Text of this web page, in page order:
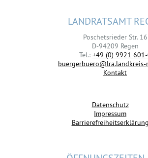
LANDRATSAMT
Poschetsrieder Str. 16
D-94209 Regen
Tel.: +49 (0) 9921
buergerbuero@lra.landkreis-
Kontakt
Datenschutz
Impressum
Barrierefreiheitserklärung